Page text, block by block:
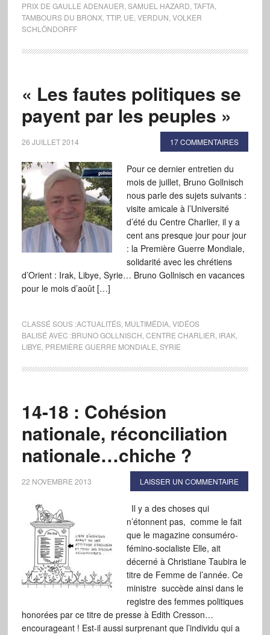
PRIX DE GAULLE ADENAUER SAMUEL HAZARD TAFTA,
TAMBOURS DU BRONX, TTIP, UE VERDUN VOLKER
SCHLÖNDORFF
« Les fautes politiques se
payent par les peuples »
26 JUILLET 2014 17 COMMENTAIRES
Pour ce dernier entretien du
mois de juillet, Bruno Gollnisch
nous parle des sujets suivants :
visite amicale à l’Université
d’été du Centre Charlier, il y a
cent ans presque jour pour jour
: la Première Guerre Mondiale,
solidarité avec les chrétiens
d’Orient : Irak, Libye, Syrie… Bruno Gollnisch en vacances
pour le mois d’août […]
CLASSÉ SOUS :ACTUALITÉS, MULTIMÉDIA, VIDÉOS
BALISÉ AVEC :BRUNO GOLLNISCH CENTRE CHARLIER IRAK,
LIBYE PREMIÈRE GUERRE MONDIALE SYRIE
14-18 : Cohésion
nationale, réconciliation
nationale…chiche ?
22 NOVEMBRE 2013 LAISSER UN COMMENTAIRE
Il y a des choses qui
n’étonnent pas, comme le fait
que le magazine consuméro-
fémino-socialiste Elle, ait
décerné à Christiane Taubira le
titre de Femme de l’année. Ce
ministre succède ainsi dans le
registre des femmes politiques
honorées par ce titre de presse à Edith Cresson…
encourageant ! Est-il aussi surprenant que l’individu qui a